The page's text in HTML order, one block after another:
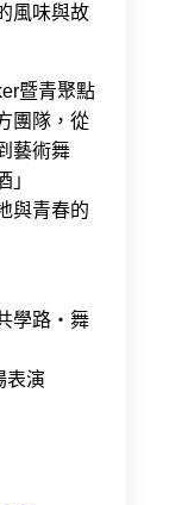
風味與故
暨青聚點
團隊，從
藝術舞
」
與青春的
學路・舞
表演